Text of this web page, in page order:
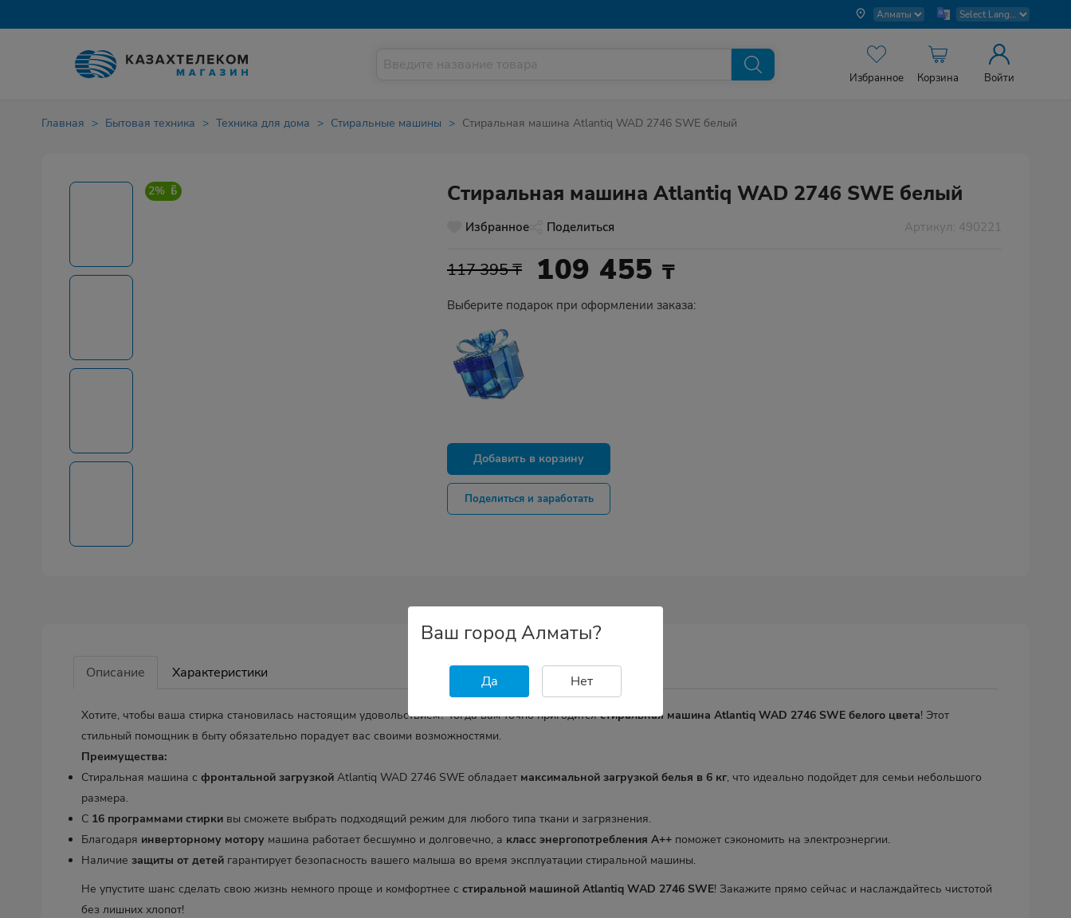
Избранное Корзина Войти
Главная Бытовая техника Техника для дома Стиральные машины Стиральная машина Atlantiq WAD 2746 SWE белый
2% Стиральная машина Atlantiq WAD 2746 SWE белый
Избранное Поделиться Артикул: 490221
117 395 ₸ 109 455 ₸
Выберите подарок при оформлении заказа:
Добавить в корзину
Поделиться и заработать
Описание Характеристики
Хотите, чтобы ваша стирка становилась настоящим удовольствием? Тогда вам точно пригодитсястиральная машина Atlantiq WAD 2746 SWE белого цвета! Этот
стильный помощник в быту обязательно порадует вас своими возможностями.
Преимущества:
Стиральная машина с фронтальной загрузкой Atlantiq WAD 2746 SWE обладает максимальной загрузкой белья в 6 кг, что идеально подойдет для семьи небольшого
размера.
С 16 программами стирки вы сможете выбрать подходящий режим для любого типа ткани и загрязнения.
Благодаря инверторному мотору машина работает бесшумно и долговечно, а класс энергопотребления A++ поможет сэкономить на электроэнергии.
Наличие защиты от детей гарантирует безопасность вашего малыша во время эксплуатации стиральной машины.
Не упустите шанс сделать свою жизнь немного проще и комфортнее с стиральной машиной Atlantiq WAD 2746 SWE! Закажите прямо сейчас и наслаждайтесь чистотой
без лишних хлопот!
Ваш город Алматы?
Да Нет